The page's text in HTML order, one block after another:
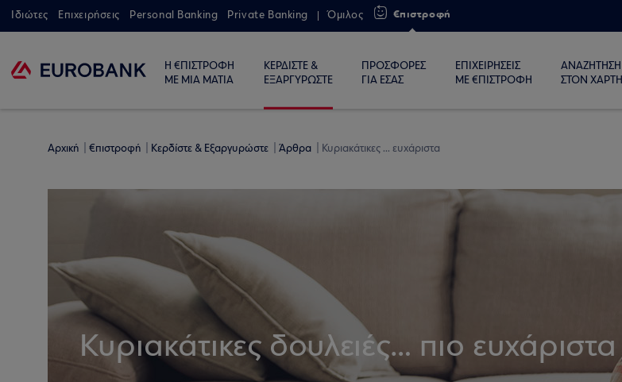
Ιδιώτες Επιχειρήσεις Personal Banking Private Banking Όμιλος €πιστροφή
Η €ΠΙΣΤΡΟΦΗ
ΜΕ ΜΙΑ ΜΑΤΙΑ
ΚΕΡΔΙΣΤΕ &
ΕΞΑΡΓΥΡΩΣΤΕ
ΠΡΟΣΦΟΡΕΣ
ΓΙΑ ΕΣΑΣ
ΕΠΙΧΕΙΡΗΣΕΙΣ
ΜΕ €ΠΙΣΤΡΟΦΗ
ΑΝΑΖΗΤΗΣΗ
ΣΤΟΝ ΧΑΡΤΗ
Αρχική €πιστροφή Κερδίστε & Εξαργυρώστε Άρθρα Κυριακάτικες ... ευχάριστα
Κυριακάτικες δουλειές… πιο ευχάριστα